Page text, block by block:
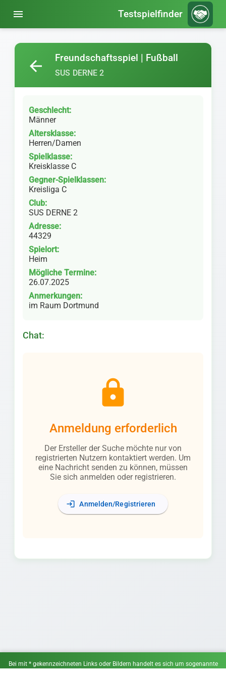
menu Testspielfinder
Freundschaftsspiel | Fußball
SUS DERNE 2
arrow_back
Geschlecht:
Männer
Altersklasse:
Herren/Damen
Spielklasse:
Kreisklasse C
Gegner-Spielklassen:
Kreisliga C
Club:
SUS DERNE 2
Adresse:
44329
Spielort:
Heim
Mögliche Termine:
26.07.2025
Anmerkungen:
im Raum Dortmund
Chat:
lock
Anmeldung erforderlich
Der Ersteller der Suche möchte nur von
registrierten Nutzern kontaktiert werden. Um
eine Nachricht senden zu können, müssen
Sie sich anmelden oder registrieren.
login Anmelden/Registrieren
Bei mit * gekennzeichneten Links oder Bildern handelt es sich um sogenannte